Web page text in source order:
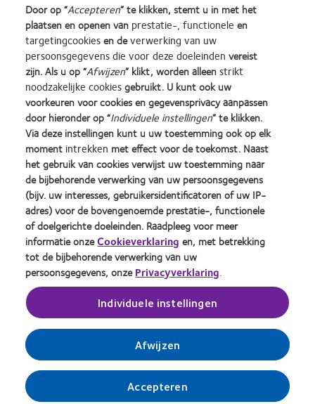
Learn
more
about
Silmo
d’Or
product
award
met
MyDay™
(2013)
Learn
more
about
Contact
Lens
Product
of
the
Year
(2013)
Learn
more
about
2012
&
2010
Best
Companies
for
Leaders
(2012)
Learn
more
about
2011
Best
Factory
Awards
(2011)
Learn
more
about
ODMA
2011
(2011)
Learn
more
about
2012
REBRAND
100®
Global
Award
(2012)
Learn
more
about
BCLA
Industry
Award
Winner
Onze producten
Contact
Privacybeleid
Cookie beleid
Servicevoorwaarden
Beleid ten aanzien van
opmerkingen
Site voor consumenten
Toestemmingsvoorkeuren
beheren
Inloggen
Nederland (Netherlands)
© 2026CooperVision|
Onderdeel vanCooperCompanies
Door op “Accepteren” te klikken, stemt u in met het
plaatsen en openen van prestatie-, functionele en
targetingcookiesen deverwerking van uw
persoonsgegevens die voor deze doeleinden vereist
zijn. Als u op “Afwijzen” klikt, worden alleenstrikt
noodzakelijke cookiesgebruikt. U kunt ook uw
voorkeuren voor cookies en gegevensprivacy aanpassen
door hieronder op “Individuele instellingen” te klikken.
Via deze instellingen kunt u uw toestemming ook op elk
moment intrekken met effect voor de toekomst. Naast
het gebruik van cookies verwijst uw toestemming naar
de bijbehorende verwerking van uw persoonsgegevens
(bijv. uw interesses, gebruikersidentificatoren of uw IP-
adres) voor de bovengenoemde prestatie-, functionele
of doelgerichte doeleinden. Raadpleeg voor meer
informatie onzeCookieverklaring en, met betrekking
tot de bijbehorende verwerking van uw
persoonsgegevens, onzePrivacyverklaring.
Individuele instellingen
Afwijzen
Accepteren